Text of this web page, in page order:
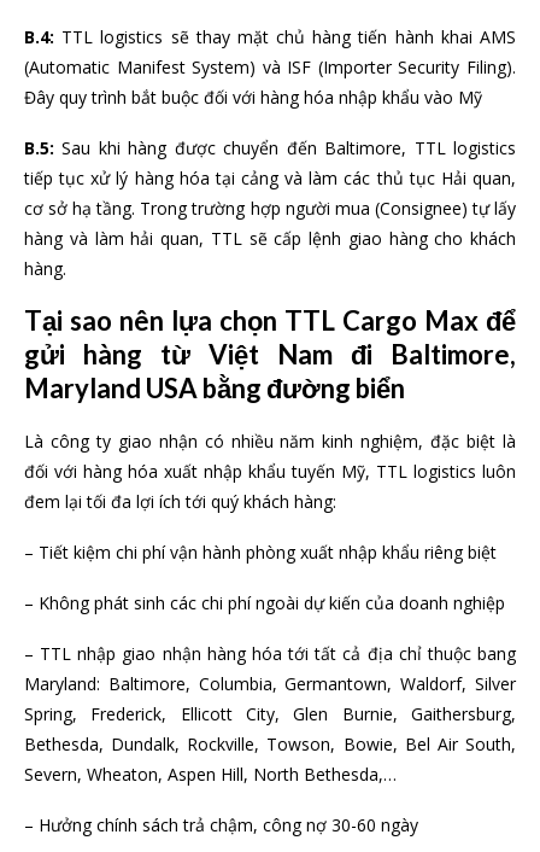
B.4: TTL logistics sẽ thay mặt chủ hàng tiến hành khai AMS
(Automatic Manifest System) và ISF (Importer Security Filing).
Đây quy trình bắt buộc đối với hàng hóa nhập khẩu vào Mỹ
B.5: Sau khi hàng được chuyển đến Baltimore, TTL logistics
tiếp tục xử lý hàng hóa tại cảng và làm các thủ tục Hải quan,
cơ sở hạ tầng. Trong trường hợp người mua (Consignee) tự lấy
hàng và làm hải quan, TTL sẽ cấp lệnh giao hàng cho khách
hàng.
Tại sao nên lựa chọn TTL Cargo Max để
gửi hàng từ Việt Nam đi Baltimore,
Maryland USA bằng đường biển
Là công ty giao nhận có nhiều năm kinh nghiệm, đặc biệt là
đối với hàng hóa xuất nhập khẩu tuyến Mỹ, TTL logistics luôn
đem lại tối đa lợi ích tới quý khách hàng:
– Tiết kiệm chi phí vận hành phòng xuất nhập khẩu riêng biệt
– Không phát sinh các chi phí ngoài dự kiến của doanh nghiệp
– TTL nhập giao nhận hàng hóa tới tất cả địa chỉ thuộc bang
Maryland: Baltimore, Columbia, Germantown, Waldorf, Silver
Spring, Frederick, Ellicott City, Glen Burnie, Gaithersburg,
Bethesda, Dundalk, Rockville, Towson, Bowie, Bel Air South,
Severn, Wheaton, Aspen Hill, North Bethesda,…
– Hưởng chính sách trả chậm, công nợ 30-60 ngày